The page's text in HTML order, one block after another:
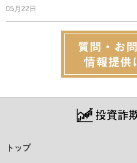
05月22日
トップ